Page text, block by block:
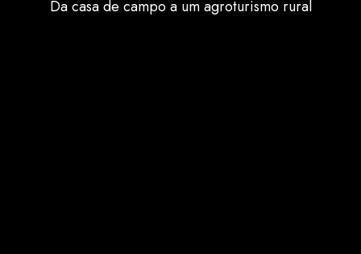
Da casa de campo a um agroturismo rural